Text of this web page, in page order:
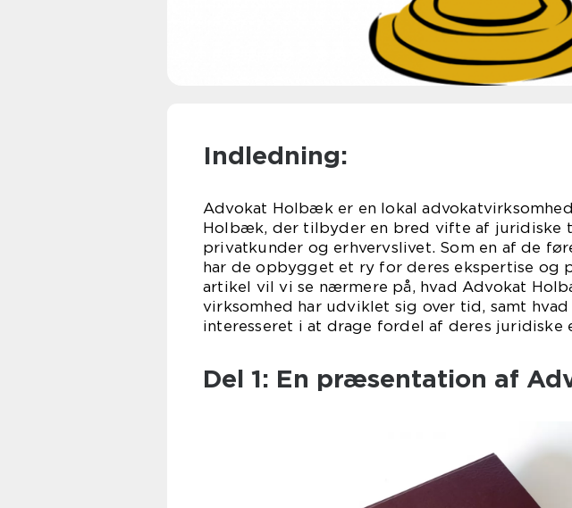
Indledning:
Advokat Holbæk er en lokal
Holbæk, der tilbyder en bred vifte af juridiske
privatkunder og erhvervslivet. Som en af de
har de opbygget et ry for deres ekspertise og
artikel vil vi se nærmere på, hvad Advokat
virksomhed har udviklet sig over tid, samt
interesseret i at drage fordel af deres juridiske
Del 1: En præsentation af